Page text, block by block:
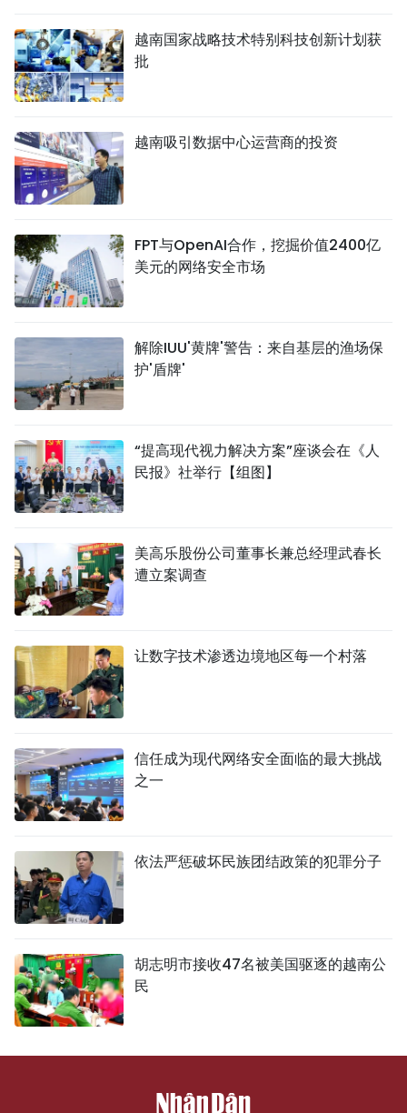
越南国家战略技术特别科技创新计划获
批
越南吸引数据中心运营商的投资
FPT与OpenAI合作，挖掘价值2400亿
美元的网络安全市场
解除IUU'黄牌'警告：来自基层的渔场保
护'盾牌'
“提高现代视力解决方案”座谈会在《人
民报》社举行【组图】
美高乐股份公司董事长兼总经理武春长
遭立案调查
让数字技术渗透边境地区每一个村落
信任成为现代网络安全面临的最大挑战
之一
依法严惩破坏民族团结政策的犯罪分子
胡志明市接收47名被美国驱逐的越南公
民